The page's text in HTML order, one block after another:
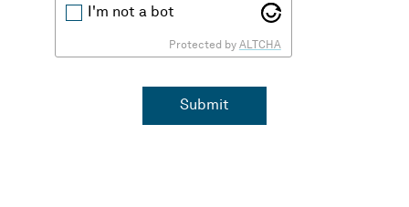
I'm not a bot
Protected by ALTCHA
Submit